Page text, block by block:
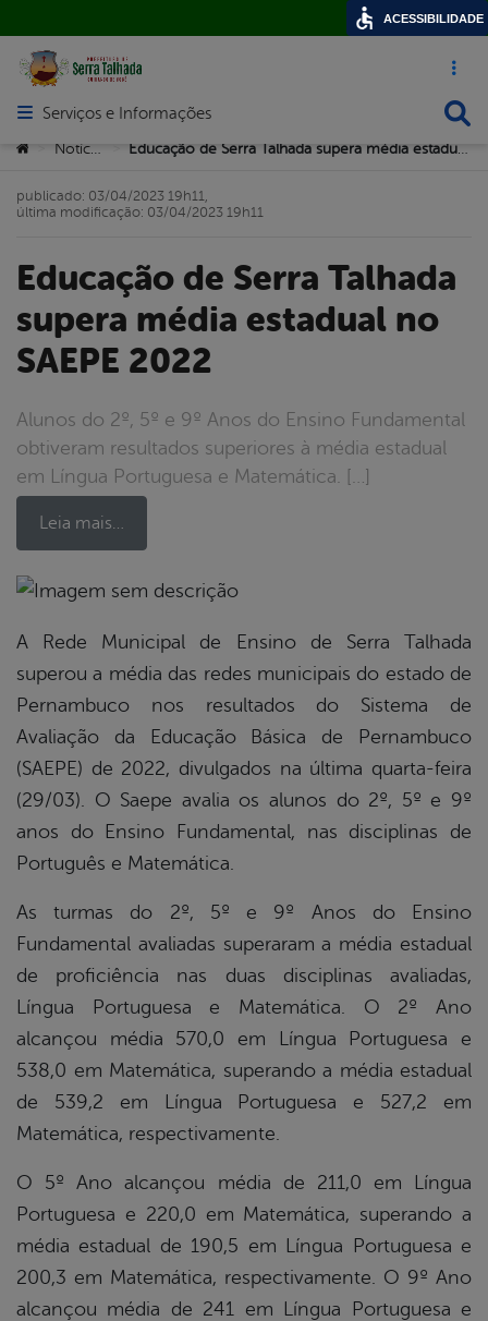
Acesso
Abrir menu principal de navegação
Serviços e Informações
Você está aqui:
> Notícias >
Educação de Serra Talhada
supera média estadual no
SAEPE 2022
Alunos do 2º, 5º e 9º Anos do Ensino Fundamental
obtiveram resultados superiores à média estadual
em Língua Portuguesa e Matemática. […]
Leia mais…
publicado: 03/04/2023 19h11,
última modificação: 03/04/2023 19h11
A Rede Municipal de Ensino de Serra Talhada
superou a média das redes municipais do estado de
Pernambuco nos resultados do Sistema de
Avaliação da Educação Básica de Pernambuco
(SAEPE) de 2022, divulgados na última quarta-feira
(29/03). O Saepe avalia os alunos do 2º, 5º e 9º
anos do Ensino Fundamental, nas disciplinas de
Português e Matemática.
As turmas do 2º, 5º e 9º Anos do Ensino
Fundamental avaliadas superaram a média estadual
de proficiência nas duas disciplinas avaliadas,
Língua Portuguesa e Matemática. O 2º Ano
alcançou média 570,0 em Língua Portuguesa e
538,0 em Matemática, superando a média estadual
de 539,2 em Língua Portuguesa e 527,2 em
Matemática, respectivamente.
O 5º Ano alcançou média de 211,0 em Língua
Portuguesa e 220,0 em Matemática, superando a
média estadual de 190,5 em Língua Portuguesa e
200,3 em Matemática, respectivamente. O 9º Ano
alcançou média de 241 em Língua Portuguesa e
ACESSIBILIDADE